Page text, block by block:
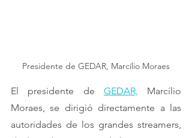
Presidente de GEDAR, Marcílio Moraes
El presidente de GEDAR, Marcílio
Moraes, se dirigió directamente a las
autoridades de los grandes streamers,